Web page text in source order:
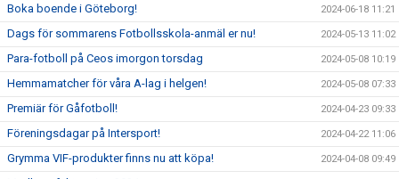
Boka boende i Göteborg! 2024-06-18 11:21
Dags för sommarens Fotbollsskola-anmäl er nu! 2024-05-13 11:02
Para-fotboll på Ceos imorgon torsdag 2024-05-08 10:19
Hemmamatcher för våra A-lag i helgen! 2024-05-08 07:33
Premiär för Gåfotboll! 2024-04-23 09:33
Föreningsdagar på Intersport! 2024-04-22 11:06
Grymma VIF-produkter finns nu att köpa! 2024-04-08 09:49